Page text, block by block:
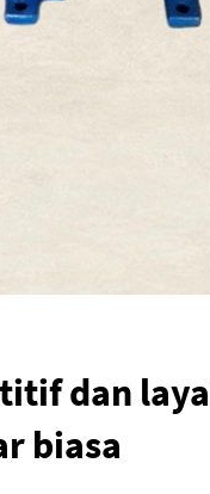
dan
biasa